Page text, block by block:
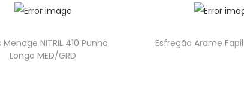
Menage NITRIL 410 Punho
Longo MED/GRD
Esfregão Arame Fapil